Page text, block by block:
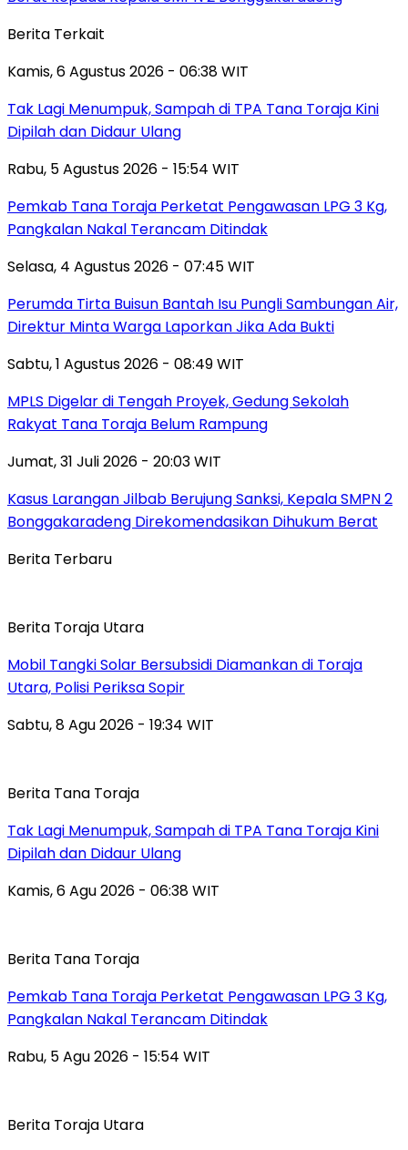
Berita Terkait
Kamis, 6 Agustus 2026 - 06:38 WIT
Tak Lagi Menumpuk, Sampah di TPA Tana Toraja Kini
Dipilah dan Didaur Ulang
Rabu, 5 Agustus 2026 - 15:54 WIT
Pemkab Tana Toraja Perketat Pengawasan LPG 3 Kg,
Pangkalan Nakal Terancam Ditindak
Selasa, 4 Agustus 2026 - 07:45 WIT
Perumda Tirta Buisun Bantah Isu Pungli Sambungan Air,
Direktur Minta Warga Laporkan Jika Ada Bukti
Sabtu, 1 Agustus 2026 - 08:49 WIT
MPLS Digelar di Tengah Proyek, Gedung Sekolah
Rakyat Tana Toraja Belum Rampung
Jumat, 31 Juli 2026 - 20:03 WIT
Kasus Larangan Jilbab Berujung Sanksi, Kepala SMPN 2
Bonggakaradeng Direkomendasikan Dihukum Berat
Berita Terbaru
Berita Toraja Utara
Mobil Tangki Solar Bersubsidi Diamankan di Toraja
Utara, Polisi Periksa Sopir
Sabtu, 8 Agu 2026 - 19:34 WIT
Berita Tana Toraja
Tak Lagi Menumpuk, Sampah di TPA Tana Toraja Kini
Dipilah dan Didaur Ulang
Kamis, 6 Agu 2026 - 06:38 WIT
Berita Tana Toraja
Pemkab Tana Toraja Perketat Pengawasan LPG 3 Kg,
Pangkalan Nakal Terancam Ditindak
Rabu, 5 Agu 2026 - 15:54 WIT
Berita Toraja Utara